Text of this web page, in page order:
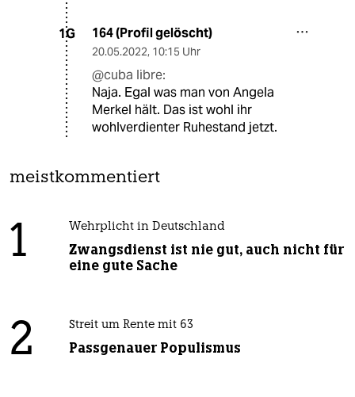
1G 164 (Profil gelöscht)
20.05.2022, 10:15 Uhr
@cuba libre:
Naja. Egal was man von Angela
Merkel hält. Das ist wohl ihr
wohlverdienter Ruhestand jetzt.
meistkommentiert
1 Wehrplicht in Deutschland
Zwangsdienst ist nie gut, auch nicht für
eine gute Sache
2 Streit um Rente mit 63
Passgenauer Populismus